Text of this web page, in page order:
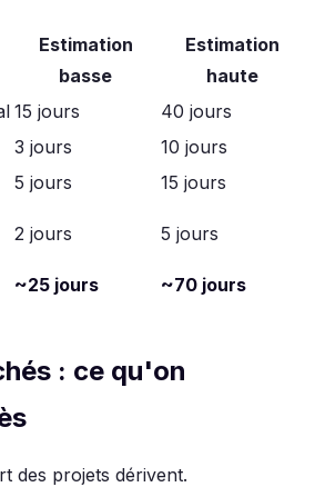
Estimation
basse
Estimation
haute
15 jours
40 jours
3 jours
10 jours
5 jours
15 jours
2 jours 5 jours
~25 jours ~70 jours
: ce qu'on
des projets dérivent.